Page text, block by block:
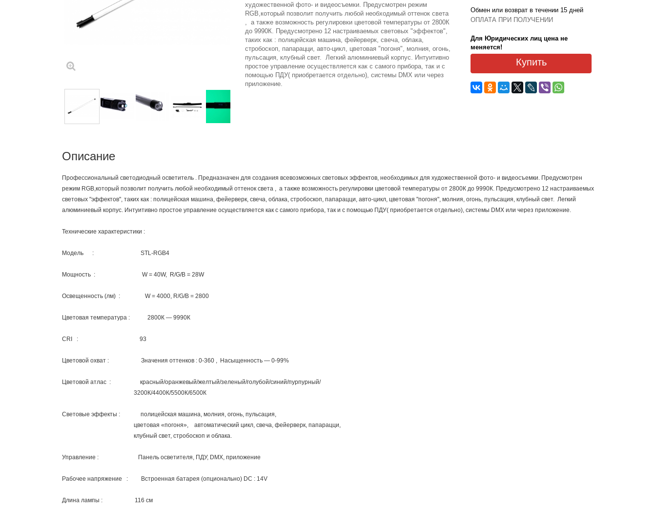
художественной фото- и видеосъемки. Предусмотрен режим
RGB,который позволит получить любой необходимый оттенок света
, а также возможность регулировки цветовой температуры от 2800К
до 9990К. Предусмотрено 12 настраиваемых световых "эффектов",
таких как : полицейская машина, фейерверк, свеча, облака,
стробоскоп, папарацци, авто-цикл, цветовая "погоня", молния, огонь,
пульсация, клубный свет. Легкий алюминиевый корпус. Интуитивно
простое управление осуществляется как с самого прибора, так и с
помощью ПДУ( приобретается отдельно), системы DMX или через
приложение.
Обмен или возврат в течении 15 дней
ОПЛАТА ПРИ ПОЛУЧЕНИИ
Для Юридических лиц цена не
меняется!
Купить
Описание
Профессиональный светодиодный осветитель . Предназначен для создания всевозможных световых эффектов, необходимых для художественной фото- и видеосъемки. Предусмотрен
режим RGB,который позволит получить любой необходимый оттенок света , а также возможность регулировки цветовой температуры от 2800К до 9990К. Предусмотрено 12 настраиваемых
световых "эффектов", таких как : полицейская машина, фейерверк, свеча, облака, стробоскоп, папарацци, авто-цикл, цветовая "погоня", молния, огонь, пульсация, клубный свет. Легкий
алюминиевый корпус. Интуитивно простое управление осуществляется как с самого прибора, так и с помощью ПДУ( приобретается отдельно), системы DMX или через приложение.
Технические характеристики :
Модель : STL-RGB4
Мощность : W = 40W, R/G/B = 28W
Освещенность (лм) : W = 4000, R/G/B = 2800
Цветовая температура : 2800К — 9990К
CRI : 93
Цветовой охват : Значения оттенков : 0-360 , Насыщенность — 0-99%
Цветовой атлас : красный/оранжевый/желтый/зеленый/голубой/синий/пурпурный/
3200К/4400К/5500К/6500К
Световые эффекты : полицейская машина, молния, огонь, пульсация,
цветовая «погоня», автоматический цикл, свеча, фейерверк, папарацци,
клубный свет, стробоскоп и облака.
Управление : Панель осветителя, ПДУ, DMX, приложение
Рабочее напряжение : Встроенная батарея (опционально) DC : 14V
Длина лампы : 116 см